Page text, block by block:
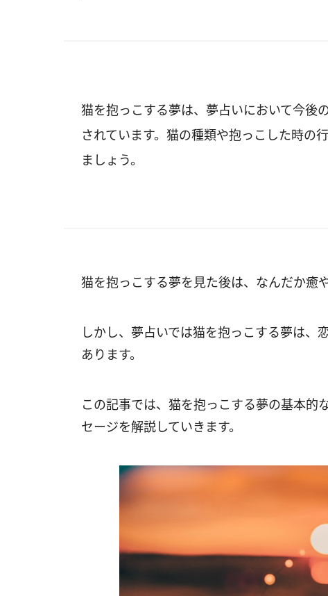
猫を抱っこする夢は、夢占いにおいて今後
されています。猫の種類や抱っこした時の
ましょう。
猫を抱っこする夢を見た後は、なんだか癒
しかし、夢占いでは猫を抱っこする夢は、
あります。
この記事では、猫を抱っこする夢の基本的
セージを解説していきます。